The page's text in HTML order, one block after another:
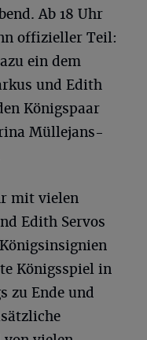
Ab 18 Uhr
offizieller Teil:
ein dem
und Edith
Königspaar
Müllejans-
mit vielen
Edith Servos
Königsspiel in
zu Ende und